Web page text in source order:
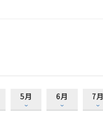
5月 6月 7月